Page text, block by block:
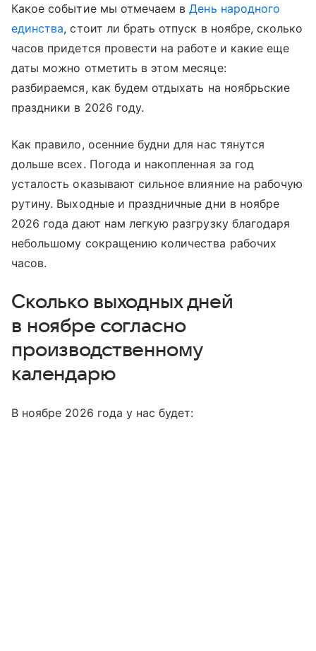
Какое событие мы отмечаем вДень народного
единства, стоит ли брать отпуск в ноябре, сколько
часов придется провести на работе и какие еще
даты можно отметить в этом месяце:
разбираемся, как будем отдыхать на ноябрьские
праздники в 2026 году.
Как правило, осенние будни для нас тянутся
дольше всех. Погода и накопленная за год
усталость оказывают сильное влияние на рабочую
рутину. Выходные и праздничные дни в ноябре
2026 года дают нам легкую разгрузку благодаря
небольшому сокращению количества рабочих
часов.
Сколько выходных дней
в ноябре согласно
производственному
календарю
В ноябре 2026 года у нас будет: